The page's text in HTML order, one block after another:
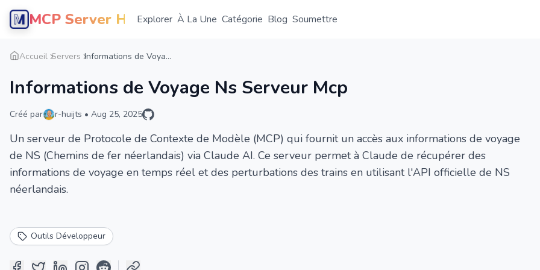
MCP Server HubExplorer À La Une Catégorie Blog Soumettre
Accueil Servers Informations de Voya...
Informations de Voyage Ns Serveur Mcp
Créé par r-huijts • Aug 25, 2025
Un serveur de Protocole de Contexte de Modèle (MCP) qui fournit un accès aux informations de voyage
de NS (Chemins de fer néerlandais) via Claude AI. Ce serveur permet à Claude de récupérer des
informations de voyage en temps réel et des perturbations des trains en utilisant l'API officielle de NS
néerlandais.
Outils Développeur